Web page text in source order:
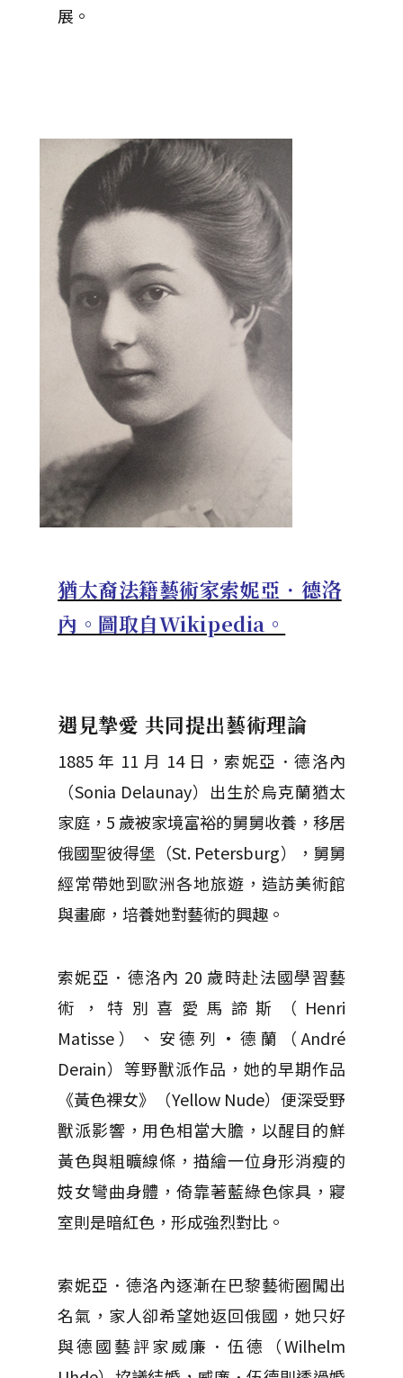
展。
猶太裔法籍藝術家索妮亞．德洛
內。圖取自Wikipedia。
遇見摯愛 共同提出藝術理論
1885 年 11 月 14 日，索妮亞．德洛內
（Sonia Delaunay）出生於烏克蘭猶太
家庭，5 歲被家境富裕的舅舅收養，移居
俄國聖彼得堡（St. Petersburg），舅舅
經常帶她到歐洲各地旅遊，造訪美術館
與畫廊，培養她對藝術的興趣。
索妮亞．德洛內 20 歲時赴法國學習藝
術，特別喜愛馬諦斯（Henri
Matisse）、安德列•德蘭（André
Derain）等野獸派作品，她的早期作品
《黃色裸女》（Yellow Nude）便深受野
獸派影響，用色相當大膽，以醒目的鮮
黃色與粗曠線條，描繪一位身形消瘦的
妓女彎曲身體，倚靠著藍綠色傢具，寢
室則是暗紅色，形成強烈對比。
索妮亞．德洛內逐漸在巴黎藝術圈闖出
名氣，家人卻希望她返回俄國，她只好
與德國藝評家威廉．伍德（Wilhelm